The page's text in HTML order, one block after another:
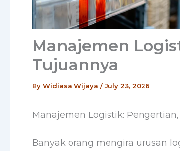
Manajemen
Tujuannya
By Widiasa Wijaya /July 23, 2026
Manajemen Logistik:
Banyak orang mengira urusan